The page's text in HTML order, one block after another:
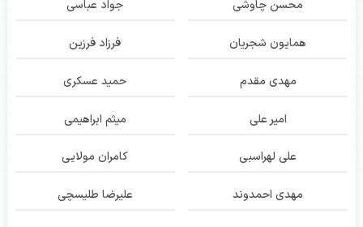
محسن چاوشی جواد عباسی
همایون شجریان فرزاد فرزین
مهدی مقدم حمید عسکری
امیر علی میثم ابراهیمی
علی لهراسبی کامران مولایی
مهدی احمدوند علیرضا طلیسچی